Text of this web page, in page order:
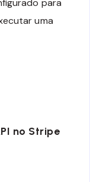
para
uma
no Stripe